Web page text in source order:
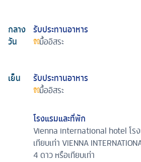
กลาง
วัน
รับประทานอาหาร
มื้ออิสระ
เย็น
รับประทานอาหาร
มื้ออิสระ
โรงแรมและที่พัก
Vienna international hotel โร
เทียบเท่า VIENNA
4 ดาว หรือเทียบเท่า